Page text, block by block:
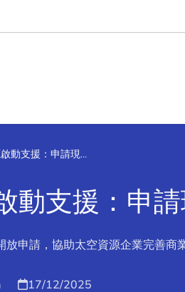
太空資源啟動支援：申請現已開放
動支援：申
放申請，協助太空資源企業完善商
17/12/2025